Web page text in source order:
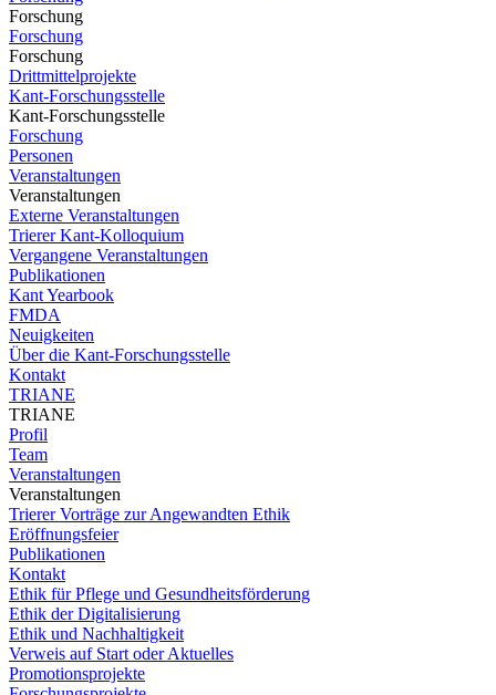
Forschung
Forschung
Forschung
Drittmittelprojekte
Kant-Forschungsstelle
Kant-Forschungsstelle
Forschung
Personen
Veranstaltungen
Veranstaltungen
Externe Veranstaltungen
Trierer Kant-Kolloquium
Vergangene Veranstaltungen
Publikationen
Kant Yearbook
FMDA
Neuigkeiten
Über die Kant-Forschungsstelle
Kontakt
TRIANE
TRIANE
Profil
Team
Veranstaltungen
Veranstaltungen
Trierer Vorträge zur Angewandten Ethik
Eröffnungsfeier
Publikationen
Kontakt
Ethik für Pflege und Gesundheitsförderung
Ethik der Digitalisierung
Ethik und Nachhaltigkeit
Verweis auf Start oder Aktuelles
Promotionsprojekte